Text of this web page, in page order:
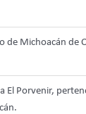
de Michoacán de
Porvenir,